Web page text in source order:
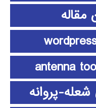
شعله-پروانه